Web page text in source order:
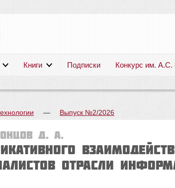
Книги Подписки Конкурс им. А.С.
— Выпуск №2/2026
Д. А.
отрасли